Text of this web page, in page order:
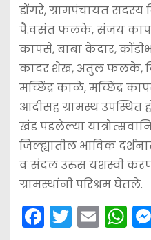
डोंगरे, ग्रामपंचायत
पै.वसंत फलके, संजय
कापसे, बाबा केदार,
कादर शेख, अतुल फलके,
मच्छिंद्र काळे, मच्छिंद्र
आदींसह ग्रामस्थ उपस्थित
खंड पडलेल्या
जिल्ह्यातील भाविक
व संदल उरुस यशस्वी
ग्रामस्थांनी परिश्रम घेतले.
F T E W